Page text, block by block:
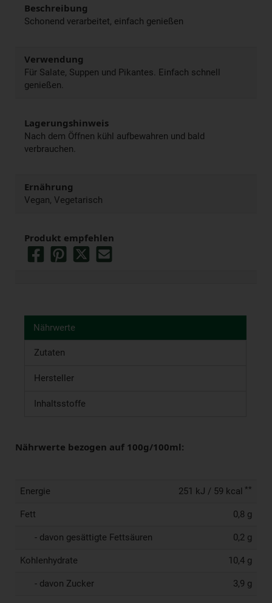
Beschreibung
Schonend verarbeitet, einfach genießen
Verwendung
Für Salate, Suppen und Pikantes. Einfach schnell
genießen.
Lagerungshinweis
Nach dem Öffnen kühl aufbewahren und bald
verbrauchen.
Ernährung
Vegan, Vegetarisch
Produkt empfehlen
Nährwerte
Zutaten
Hersteller
Inhaltsstoffe
Nährwerte bezogen auf 100g/100ml:
Energie 251 kJ / 59 kcal **
Fett 0,8 g
- davon gesättigte Fettsäuren 0,2 g
Kohlenhydrate 10,4 g
- davon Zucker 3,9 g